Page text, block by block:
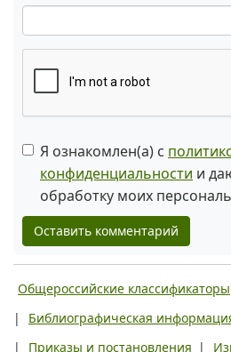
Я ознакомлен(а) с
конфиденциальности и
обработку моих
Оставить комментарий
Общероссийские классификаторы
|
Библиографическая
|
Приказы и постановления |